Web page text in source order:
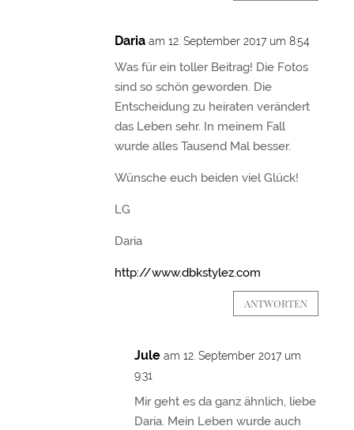
Daria am 12. September 2017 um 8:54
Was für ein toller Beitrag! Die Fotos
sind so schön geworden. Die
Entscheidung zu heiraten verändert
das Leben sehr. In meinem Fall
wurde alles Tausend Mal besser.
Wünsche euch beiden viel Glück!
LG
Daria
http://www.dbkstylez.com
ANTWORTEN
Jule am 12. September 2017 um
9:31
Mir geht es da ganz ähnlich, liebe
Daria. Mein Leben wurde auch